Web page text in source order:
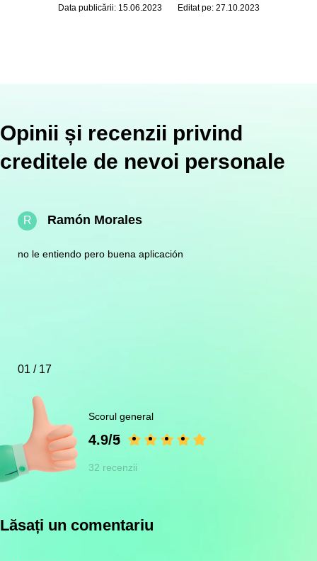
Data publicării: 15.06.2023 Editat pe: 27.10.2023
Opinii și recenzii privind
creditele de nevoi personale
R Ramón Morales
no le entiendo pero buena aplicación
01 / 17
Scorul general
4.9/5
32 recenzii
Lăsați un comentariu